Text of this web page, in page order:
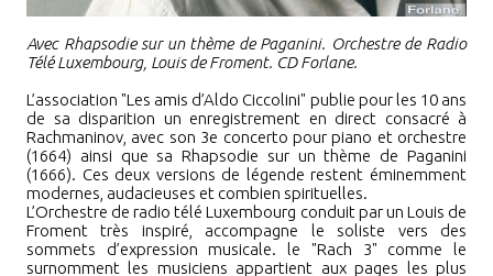
Avec Rhapsodie sur un thème de Paganini. Orchestre de Radio
Télé Luxembourg, Louis de Froment. CD Forlane.
L’association "Les amis d’Aldo Ciccolini" publie pour les 10 ans
de sa disparition un enregistrement en direct consacré à
Rachmaninov, avec son 3e concerto pour piano et orchestre
(1664) ainsi que sa Rhapsodie sur un thème de Paganini
(1666). Ces deux versions de légende restent éminemment
modernes, audacieuses et combien spirituelles.
L’Orchestre de radio télé Luxembourg conduit par un Louis de
Froment très inspiré, accompagne le soliste vers des
sommets d’expression musicale. le "Rach 3" comme le
surnomment les musiciens appartient aux pages les plus